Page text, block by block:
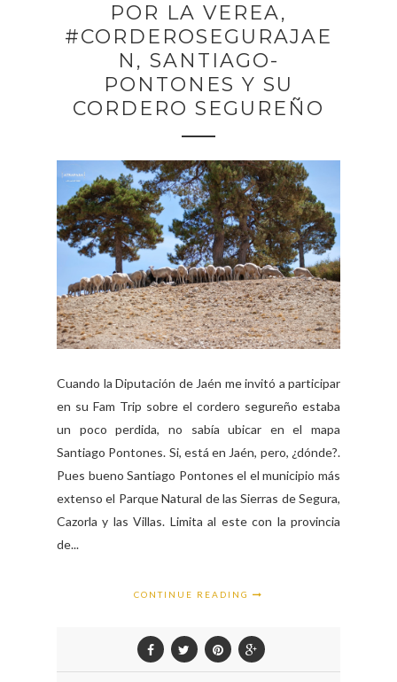
POR LA VEREA,
#CORDEROSEGURAJAE
N, SANTIAGO-
PONTONES Y SU
CORDERO SEGUREÑO
Cuando la Diputación de Jaén me invitó a participar
en su Fam Trip sobre el cordero segureño estaba
un poco perdida, no sabía ubicar en el mapa
Santiago Pontones. Si, está en Jaén, pero, ¿dónde?.
Pues bueno Santiago Pontones el el municipio más
extenso el Parque Natural de las Sierras de Segura,
Cazorla y las Villas. Limita al este con la provincia
de...
CONTINUE READING